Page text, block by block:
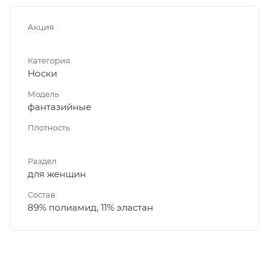
Акция
Категория
Носки
Модель
фантазийные
Плотность
Раздел
для женщин
Состав
89% полиамид, 11% эластан